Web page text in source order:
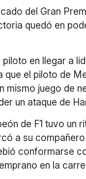
del Gran
quedó en
piloto en llegar a
que el piloto de
mismo juego de
un ataque de
de F1 tuvo un
a su
conformarse
en la